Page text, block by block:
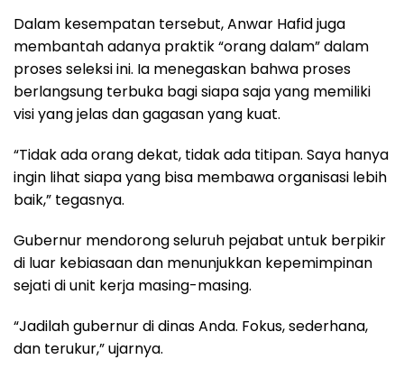
Dalam kesempatan tersebut, Anwar Hafid juga
membantah adanya praktik “orang dalam” dalam
proses seleksi ini. Ia menegaskan bahwa proses
berlangsung terbuka bagi siapa saja yang memiliki
visi yang jelas dan gagasan yang kuat.
“Tidak ada orang dekat, tidak ada titipan. Saya hanya
ingin lihat siapa yang bisa membawa organisasi lebih
baik,” tegasnya.
Gubernur mendorong seluruh pejabat untuk berpikir
di luar kebiasaan dan menunjukkan kepemimpinan
sejati di unit kerja masing-masing.
“Jadilah gubernur di dinas Anda. Fokus, sederhana,
dan terukur,” ujarnya.